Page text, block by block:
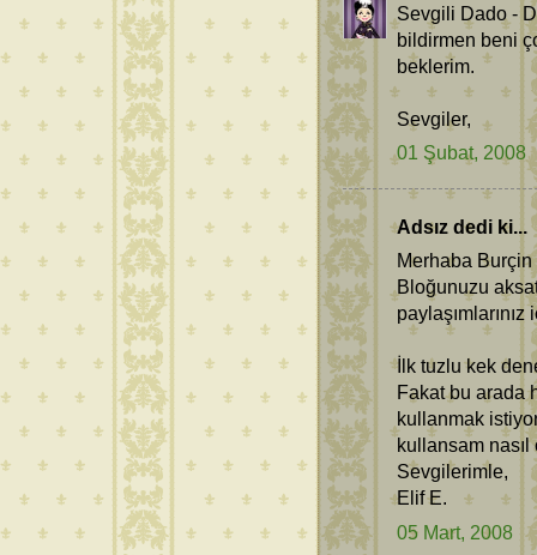
Sevgili Dado -
bildirmen beni
beklerim.
Sevgiler,
01 Şubat, 2008
Adsız dedi ki...
Merhaba Burçin
Bloğunuzu
İlk tuzlu kek
Fakat bu arada
kullanmak
kullansam
Sevgilerimle,
Elif E.
05 Mart, 2008